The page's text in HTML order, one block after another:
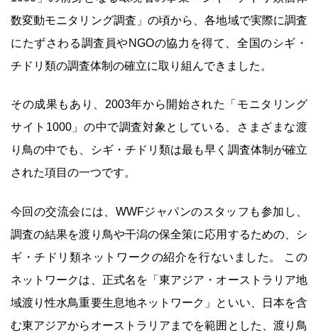
数変動モニタリング調査」の頃から、各地域で実際に調査
にたずさわる調査員やNGOの協力を得て、全国のシギ・
チドリ類の調査体制の確立に取り組んできました。
その成果もあり、2003年から開始された「モニタリング
サイト1000」の中で調査対象としている、さまざまな渡
り鳥の中でも、シギ・チドリ類は最も早く調査体制が確立
された項目の一つです。
今回の交流会には、WWFジャパンのスタッフも参加し、
調査の結果を渡り鳥や干潟の保全策に応用するための、シ
ギ・チドリ類ネットワークの紹介を行ないました。 この
ネットワークは、正式名を「東アジア・オーストラリア地
域渡り性水鳥重要生息地ネットワーク」といい、日本を含
む東アジアからオーストラリアまでを範囲とした、渡り鳥